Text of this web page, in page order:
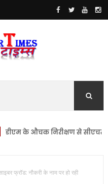
के औचक निरीक्षण से सीएचसी
फ्रॉड: नौकरी के नाम पर हो रही